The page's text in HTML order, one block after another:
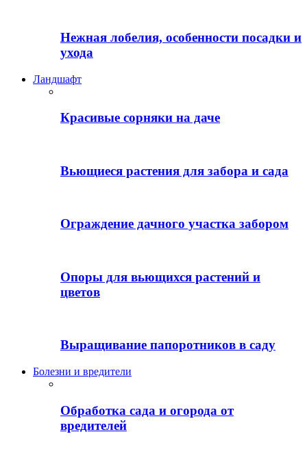
Нежная лобелия, особенности посадки и
ухода
Ландшафт
Красивые сорняки на даче
Вьющиеся растения для забора и сада
Ограждение дачного участка забором
Опоры для вьющихся растений и
цветов
Выращивание папоротников в саду
Болезни и вредители
Обработка сада и огорода от
вредителей